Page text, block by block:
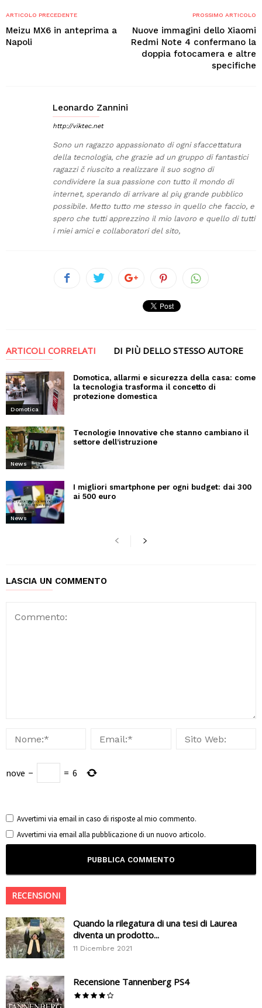
ARTICOLO PRECEDENTE
Meizu MX6 in anteprima a
Napoli
PROSSIMO ARTICOLO
Nuove immagini dello Xiaomi
Redmi Note 4 confermano la
doppia fotocamera e altre
specifiche
Leonardo Zannini
http://viktec.net
Sono un ragazzo appassionato di ogni sfaccettatura
della tecnologia, che grazie ad un gruppo di fantastici
ragazzi č riuscito a realizzare il suo sogno di
condividere la sua passione con tutto il mondo di
internet, sperando di arrivare al pių grande pubblico
possibile. Metto tutto me stesso in quello che faccio, e
spero che tutti apprezzino il mio lavoro e quello di tutti
i miei amici e collaboratori del sito,
ARTICOLI CORRELATI DI PIÙ DELLO STESSO AUTORE
Domotica
Domotica, allarmi e sicurezza della casa: come
la tecnologia trasforma il concetto di
protezione domestica
News
Tecnologie Innovative che stanno cambiano il
settore dell’istruzione
News
I migliori smartphone per ogni budget: dai 300
ai 500 euro
LASCIA UN COMMENTO
nove − = 6
Avvertimi via email in caso di risposte al mio commento.
Avvertimi via email alla pubblicazione di un nuovo articolo.
RECENSIONI
Quando la rilegatura di una tesi di Laurea
diventa un prodotto...
11 Dicembre 2021
Recensione Tannenberg PS4